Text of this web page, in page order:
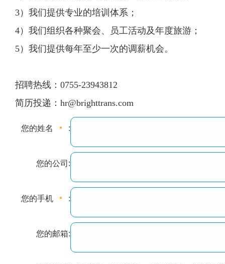
3）我们提供专业的培训体系；
4）我们组织各种聚会、员工活动及年度旅游；
5）我们提供每年至少一次的调薪机会。
招聘热线：0755-23943812
简历投递： hr@brighttrans.com
您的姓名 :
您的公司:
您的手机 :
您的邮箱: